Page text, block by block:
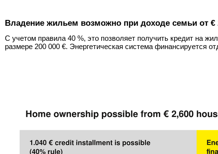
Владение жильем возможно при доходе семьи от €
С учетом правила 40 %, это позволяет получить кредит на
размере 200 000 €. Энергетическая система финансируется